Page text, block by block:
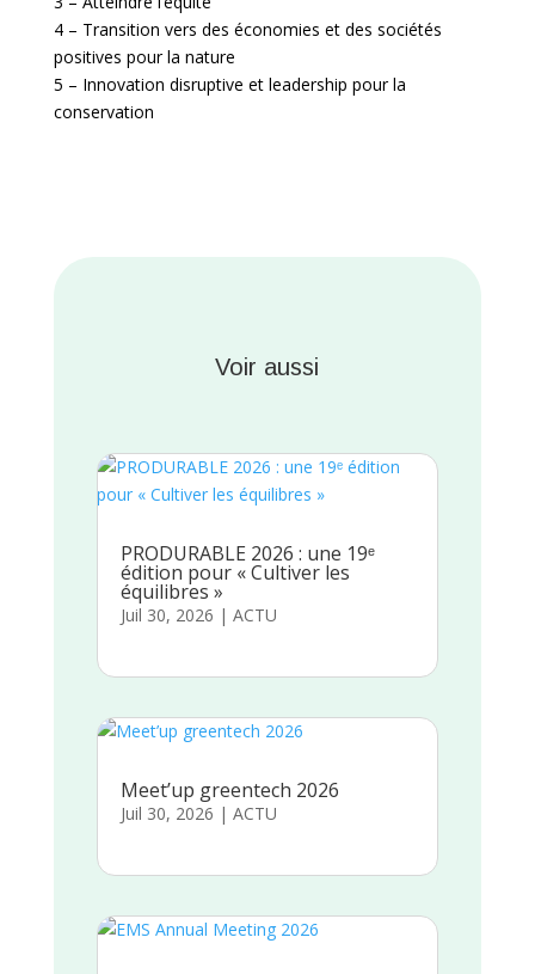
4 – Transition vers des économies et des sociétés
positives pour la nature
5 – Innovation disruptive et leadership pour la
conservation
Voir aussi
PRODURABLE 2026 : une 19ᵉ
édition pour « Cultiver les
équilibres »
Juil 30, 2026 | ACTU
Meet’up greentech 2026
Juil 30, 2026 | ACTU